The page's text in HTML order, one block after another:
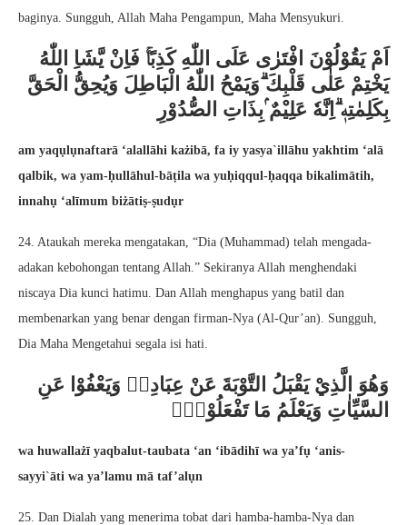
baginya. Sungguh, Allah Maha Pengampun, Maha Mensyukuri.
اَمْ يَقُوْلُوْنَ افْتَرٰى عَلَى اللّٰهِ كَذِبًاۚ فَاِنْ يَّشَاِ اللّٰهُ
يَخْتِمْ عَلٰى قَلْبِكَ ۗوَيَمْحُ اللّٰهُ الْبَاطِلَ وَيُحِقُّ الْحَقَّ
بِكَلِمٰتِهٖ ۗاِنَّهٗ عَلِيْمٌ ۢبِذَاتِ الصُّدُوْرِ
am yaqụlụnaftarā ‘alallāhi każibā, fa iy yasya`illāhu yakhtim ‘alā
qalbik, wa yam-ḥullāhul-bāṭila wa yuḥiqqul-ḥaqqa bikalimātih,
innahụ ‘alīmum biżātiṣ-ṣudụr
24. Ataukah mereka mengatakan, “Dia (Muhammad) telah mengada-
adakan kebohongan tentang Allah.” Sekiranya Allah menghendaki
niscaya Dia kunci hatimu. Dan Allah menghapus yang batil dan
membenarkan yang benar dengan firman-Nya (Al-Qur’an). Sungguh,
Dia Maha Mengetahui segala isi hati.
وَهُوَ الَّذِيْ يَقْبَلُ التَّوْبَةَ عَنْ عِبَادِهٖ وَيَعْفُوْا عَنِ
السَّيِّاٰتِ وَيَعْلَمُ مَا تَفْعَلُوْنَۙ
wa huwallażī yaqbalut-taubata ‘an ‘ibādihī wa ya’fụ ‘anis-
sayyi`āti wa ya’lamu mā taf’alụn
25. Dan Dialah yang menerima tobat dari hamba-hamba-Nya dan